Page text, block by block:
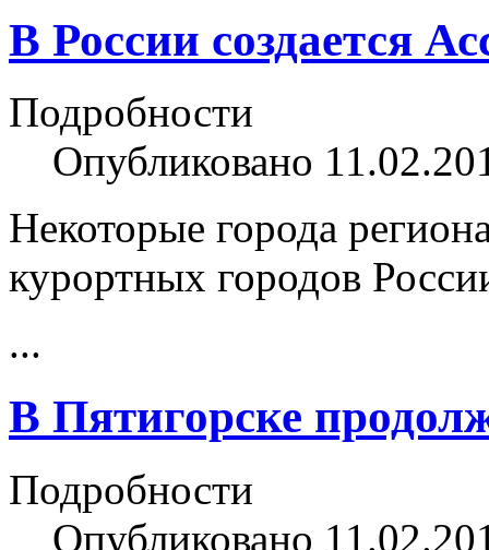
В России создается
Подробности
Опубликовано
Некоторые города
курортных городов
...
В Пятигорске
Подробности
Опубликовано